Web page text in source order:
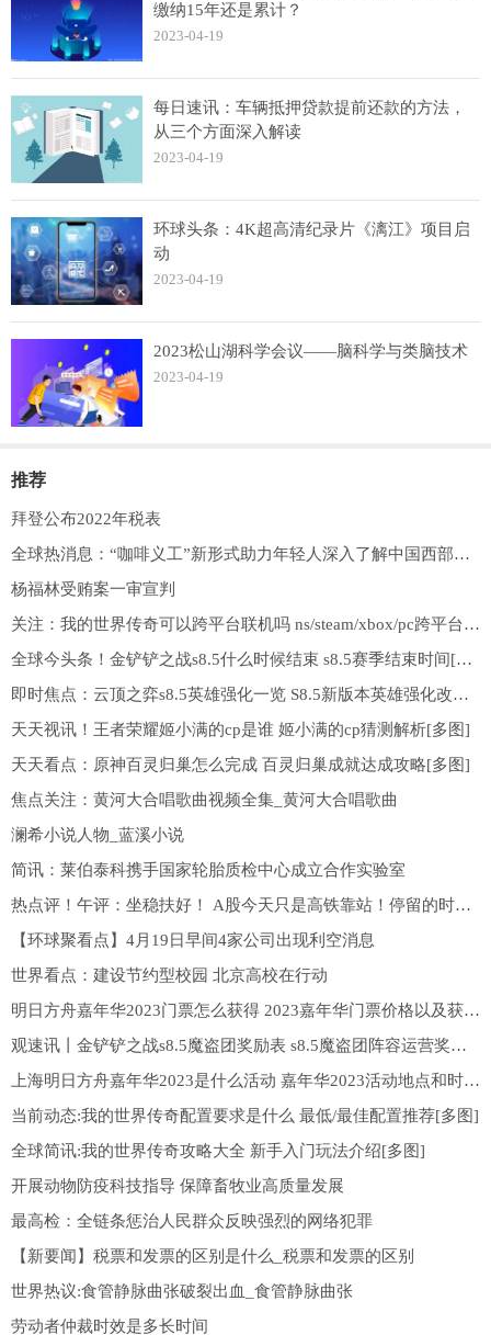
缴纳15年还是累计？
2023-04-19
每日速讯：车辆抵押贷款提前还款的方法，
从三个方面深入解读
2023-04-19
环球头条：4K超高清纪录片《漓江》项目启
动
2023-04-19
2023松山湖科学会议——脑科学与类脑技术
2023-04-19
推荐
拜登公布2022年税表
全球热消息：“咖啡义工”新形式助力年轻人深入了解中国西部乡村
杨福林受贿案一审宣判
关注：我的世界传奇可以跨平台联机吗 ns/steam/xbox/pc跨平台联机教程[多图]
全球今头条！金铲铲之战s8.5什么时候结束 s8.5赛季结束时间[多图]
即时焦点：云顶之弈s8.5英雄强化一览 S8.5新版本英雄强化改动[多图]
天天视讯！王者荣耀姬小满的cp是谁 姬小满的cp猜测解析[多图]
天天看点：原神百灵归巢怎么完成 百灵归巢成就达成攻略[多图]
焦点关注：黄河大合唱歌曲视频全集_黄河大合唱歌曲
澜希小说人物_蓝溪小说
简讯：莱伯泰科携手国家轮胎质检中心成立合作实验室
热点评！午评：坐稳扶好！ A股今天只是高铁靠站！停留的时间会非常有限。为什么这么讲？
【环球聚看点】4月19日早间4家公司出现利空消息
世界看点：建设节约型校园 北京高校在行动
明日方舟嘉年华2023门票怎么获得 2023嘉年华门票价格以及获取攻略[多图]
观速讯丨金铲铲之战s8.5魔盗团奖励表 s8.5魔盗团阵容运营奖励大全[多图]
上海明日方舟嘉年华2023是什么活动 嘉年华2023活动地点和时间[多图]
当前动态:我的世界传奇配置要求是什么 最低/最佳配置推荐[多图]
全球简讯:我的世界传奇攻略大全 新手入门玩法介绍[多图]
开展动物防疫科技指导 保障畜牧业高质量发展
最高检：全链条惩治人民群众反映强烈的网络犯罪
【新要闻】税票和发票的区别是什么_税票和发票的区别
世界热议:食管静脉曲张破裂出血_食管静脉曲张
劳动者仲裁时效是多长时间